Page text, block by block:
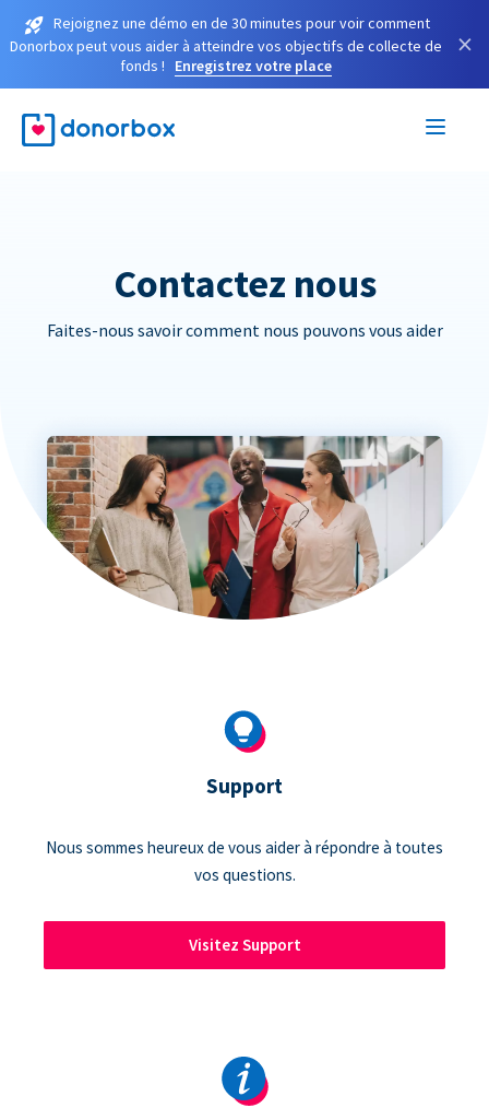
Rejoignez une démo en de 30 minutes pour voir comment
Donorbox peut vous aider à atteindre vos objectifs de collecte de
fonds !
Enregistrez votre place
×
Contactez nous
Faites-nous savoir comment nous pouvons vous aider
Support
Nous sommes heureux de vous aider à répondre à toutes
vos questions.
Visitez Support